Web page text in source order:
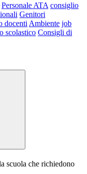
Personale ATA consiglio
Genitori
docenti Ambiente job
scolastico Consigli di
scuola che richiedono